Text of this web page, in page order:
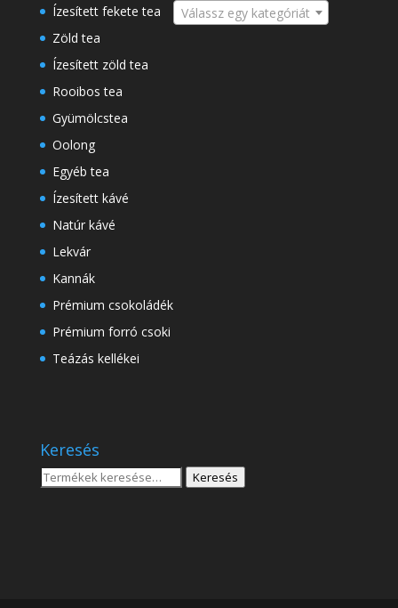
Ízesített fekete tea
Zöld tea
Ízesített zöld tea
Rooibos tea
Gyümölcstea
Oolong
Egyéb tea
Ízesített kávé
Natúr kávé
Lekvár
Kannák
Prémium csokoládék
Prémium forró csoki
Teázás kellékei
Válassz egy kategóriát
Keresés
Keresés
Keresés